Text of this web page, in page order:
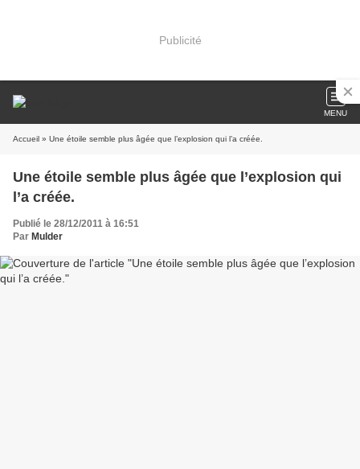
Publicité
MENU
Accueil » Une étoile semble plus âgée que l’explosion qui l’a créée.
Une étoile semble plus âgée que l’explosion qui
l’a créée.
Publié le 28/12/2011 à 16:51
Par Mulder